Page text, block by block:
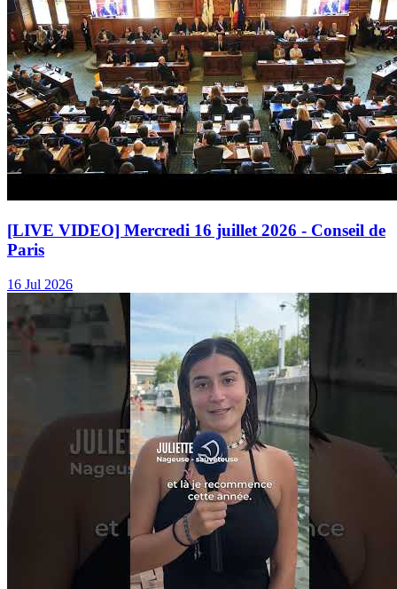
[LIVE VIDEO] Mercredi 16 juillet 2026 - Conseil de
Paris
16 Jul 2026